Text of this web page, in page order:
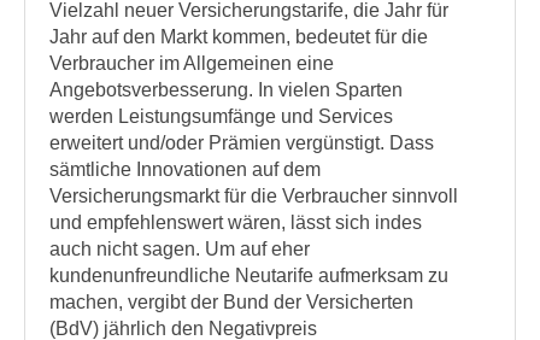
Vielzahl neuer Versicherungstarife, die Jahr für
Jahr auf den Markt kommen, bedeutet für die
Verbraucher im Allgemeinen eine
Angebotsverbesserung. In vielen Sparten
werden Leistungsumfänge und Services
erweitert und/oder Prämien vergünstigt. Dass
sämtliche Innovationen auf dem
Versicherungsmarkt für die Verbraucher sinnvoll
und empfehlenswert wären, lässt sich indes
auch nicht sagen. Um auf eher
kundenunfreundliche Neutarife aufmerksam zu
machen, vergibt der Bund der Versicherten
(BdV) jährlich den Negativpreis